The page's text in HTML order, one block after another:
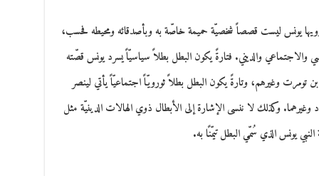
يونس ليست قصصاً شخصيّة حميمة خاصّة به وبأصدقائه ومحيطه فحسب،
والاجتماعي والديني. فتارةً يكون البطل بطلاً سياسيّاً يسرد يونس قصّته
تومرت وغيرهم، وتارةً يكون البطل بطلاً ثورويّاً اجتماعيّاً يأتي لينصر
وكذلك لا ننسى الإشارة إلى الأبطال ذوي الهالات الدينيّة مثل
يونس الذي سُمّي البطل تيمّنًا به.